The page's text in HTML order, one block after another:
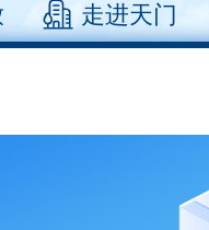
走进天门